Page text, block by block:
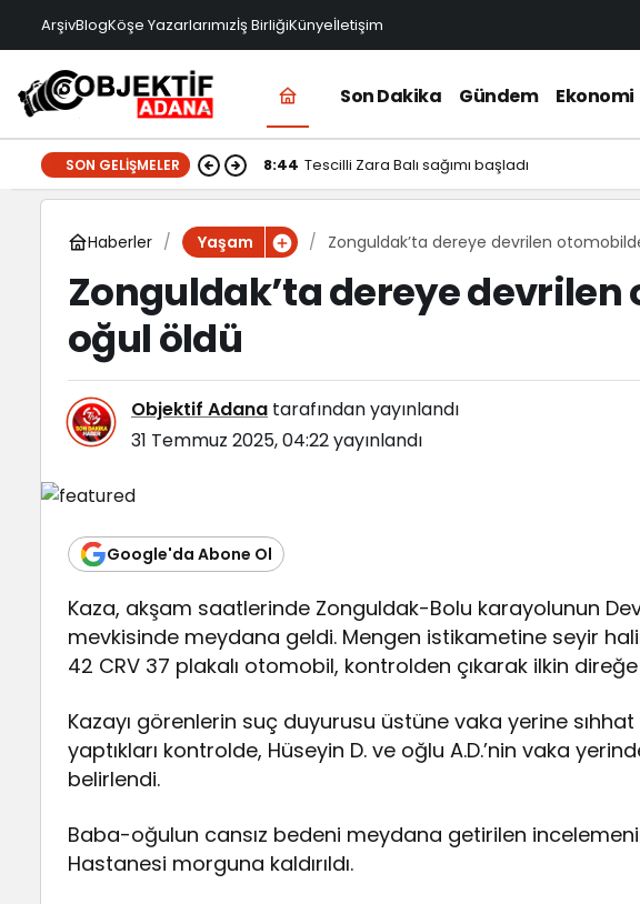
ArşivBlogKöşe Yazarlarımızİş BirliğiKünyeİletişim
Son Dakika Gündem Ekonomi
SON GELIŞMELER 8:44 Tescilli Zara Balı sağımı başladı
Haberler Yaşam Zonguldak’ta dereye devrilen
Zonguldak’ta dereye
oğul öldü
Objektif Adana tarafından yayınlandı
31 Temmuz 2025, 04:22yayınlandı
Google'da Abone Ol
Kaza, akşam saatlerinde Zonguldak-Bolu karayolunun
mevkisinde meydana geldi. Mengen istikametine seyir
42 CRV 37 plakalı otomobil, kontrolden çıkarak ilkin
Kazayı görenlerin suç duyurusu üstüne vaka yerine
yaptıkları kontrolde, Hüseyin D. ve oğlu A.D.’nin vaka
belirlendi.
Baba-oğulun cansız bedeni meydana getirilen
Hastanesi morguna kaldırıldı.